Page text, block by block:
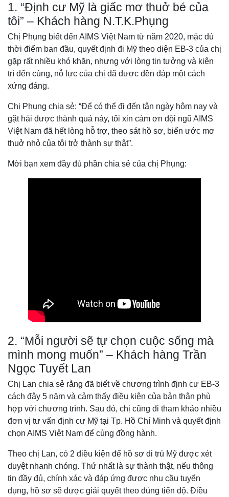
1. “Định cư Mỹ là giấc mơ thuở bé của
tôi” – Khách hàng N.T.K.Phụng
Chị Phụng biết đến AIMS Việt Nam từ năm 2020, mặc dù
thời điểm ban đầu, quyết định đi Mỹ theo diện EB-3 của chị
gặp rất nhiều khó khăn, nhưng với lòng tin tưởng và kiên
trì đến cùng, nỗ lực của chị đã được đền đáp một cách
xứng đáng.
Chị Phụng chia sẻ: “Để có thể đi đến tận ngày hôm nay và
gặt hái được thành quả này, tôi xin cảm ơn đội ngũ AIMS
Việt Nam đã hết lòng hỗ trợ, theo sát hồ sơ, biến ước mơ
thuở nhỏ của tôi trở thành sự thật”.
Mời bạn xem đầy đủ phần chia sẻ của chị Phụng:
2. “Mỗi người sẽ tự chọn cuộc sống mà
mình mong muốn” – Khách hàng Trần
Ngọc Tuyết Lan
Chị Lan chia sẻ rằng đã biết về chương trình định cư EB-3
cách đây 5 năm và cảm thấy điều kiện của bản thân phù
hợp với chương trình. Sau đó, chị cũng đi tham khảo nhiều
đơn vị tư vấn định cư Mỹ tại Tp. Hồ Chí Minh và quyết định
chọn AIMS Việt Nam để cùng đồng hành.
Theo chị Lan, có 2 điều kiện để hồ sơ di trú Mỹ được xét
duyệt nhanh chóng. Thứ nhất là sự thành thật, nếu thông
tin đầy đủ, chính xác và đáp ứng được nhu cầu tuyển
dụng, hồ sơ sẽ được giải quyết theo đúng tiến độ. Điều